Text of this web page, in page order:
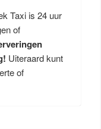
Taxi is 24 uur
of
Uiteraard kunt
of